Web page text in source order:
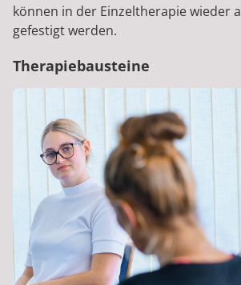
können in der Einzeltherapie wieder
gefestigt werden.
Therapiebausteine